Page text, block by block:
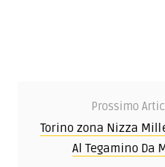
Prossimo
Torino zona Nizza
Al Tegamino Da